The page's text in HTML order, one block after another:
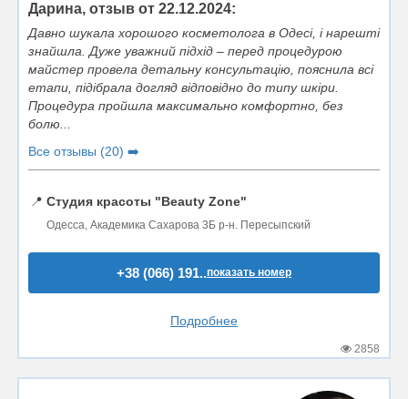
Дарина, отзыв от 22.12.2024:
Давно шукала хорошого косметолога в Одесі, і нарешті
знайшла. Дуже уважний підхід – перед процедурою
майстер провела детальну консультацію, пояснила всі
етапи, підібрала догляд відповідно до типу шкіри.
Процедура пройшла максимально комфортно, без
болю...
Все отзывы (20) ➡️
📍 Студия красоты "Beauty Zone"
Одесса, Академика Сахарова 3Б р-н. Пересыпский
+38 (066) 191..показать номер
Подробнее
2858